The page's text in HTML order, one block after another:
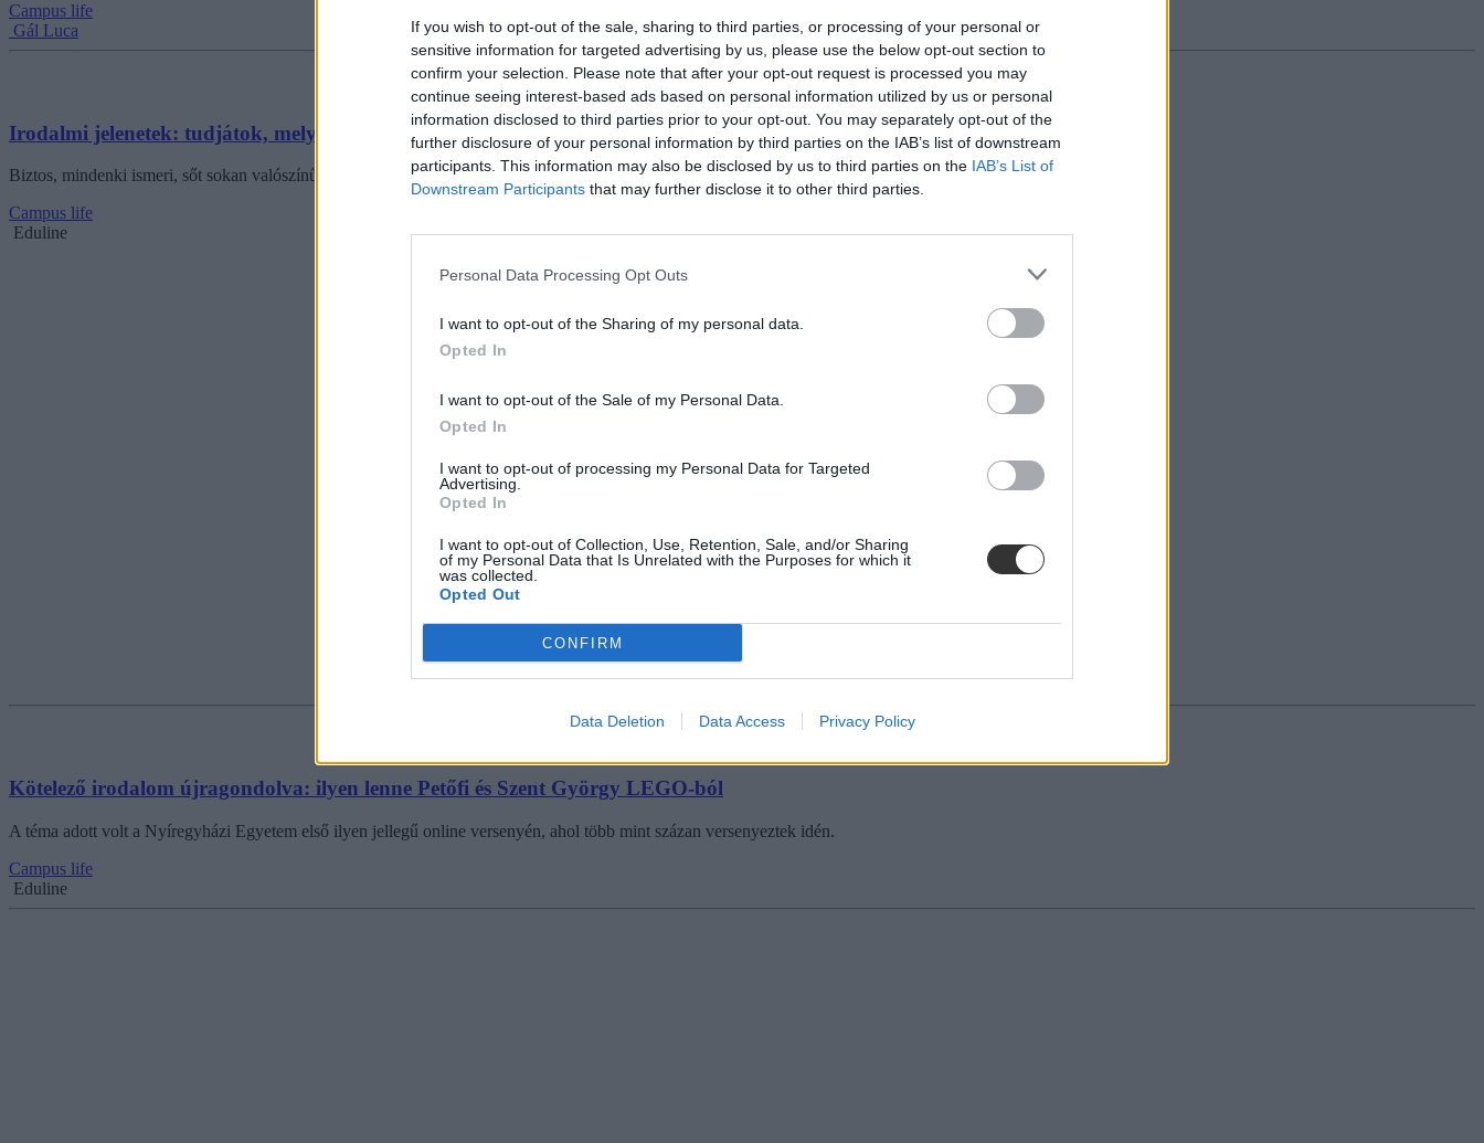
If you wish to opt-out of the sale, sharing to third parties, or processing of your personal or
sensitive information for targeted advertising by us, please use the below opt-out section to
confirm your selection. Please note that after your opt-out request is processed you may
continue seeing interest-based ads based on personal information utilized by us or personal
information disclosed to third parties prior to your opt-out. You may separately opt-out of the
further disclosure of your personal information by third parties on the IAB’s list of downstream
participants. This information may also be disclosed by us to third parties on the IAB’s List of
Downstream Participants that may further disclose it to other third parties.
Personal Data Processing Opt Outs
I want to opt-out of the Sharing of my personal data.
Opted In
I want to opt-out of the Sale of my Personal Data.
Opted In
I want to opt-out of processing my Personal Data for Targeted
Advertising.
Opted In
I want to opt-out of Collection, Use, Retention, Sale, and/or Sharing
of my Personal Data that Is Unrelated with the Purposes for which it
was collected.
Opted Out
CONFIRM
Data Deletion Data Access Privacy Policy
Campus life
Gál Luca
Irodalmi jelenetek: tudjátok, melyik általános iskolában tanult mű van a képen?
Biztos, mindenki ismeri, sőt sokan valószínűleg fejből tudják idézni az első versszakát.
Campus life
Eduline
Kötelező irodalom újragondolva: ilyen lenne Petőfi és Szent György LEGO-ból
A téma adott volt a Nyíregyházi Egyetem első ilyen jellegű online versenyén, ahol több mint százan versenyeztek idén.
Campus life
Eduline